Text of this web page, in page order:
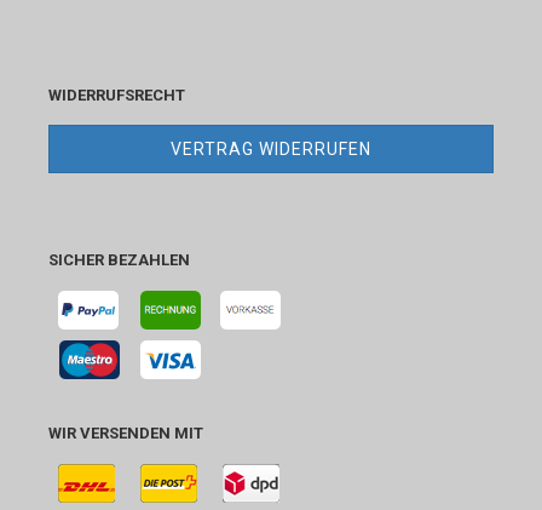
WIDERRUFSRECHT
VERTRAG WIDERRUFEN
SICHER BEZAHLEN
WIR VERSENDEN MIT